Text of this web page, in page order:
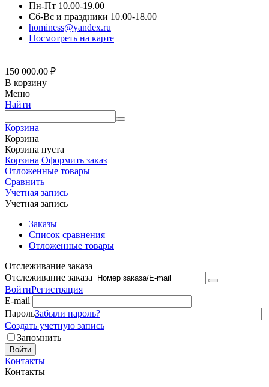
Пн-Пт 10.00-19.00
Сб-Вс и праздники 10.00-18.00
hominess@yandex.ru
Посмотреть на карте
150 000.00 ₽
В корзину
Меню
Найти
Корзина
Корзина
Корзина пуста
Корзина Оформить заказ
Отложенные товары
Сравнить
Учетная запись
Учетная запись
Заказы
Список сравнения
Отложенные товары
Отслеживание заказа
Отслеживание заказа
ВойтиРегистрация
E-mail
ПарольЗабыли пароль?
Создать учетную запись
Запомнить
Войти
Контакты
Контакты